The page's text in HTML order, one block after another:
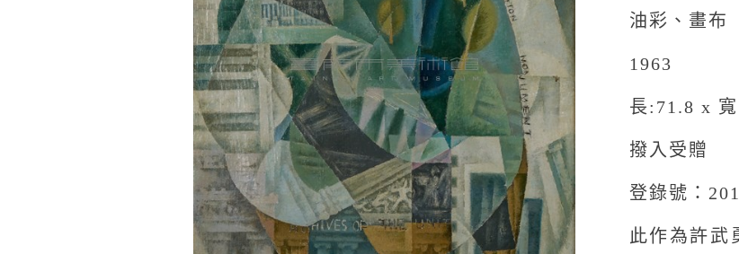
油彩、畫布
1963
長:71.8 x
撥入受贈
登錄號：
此作為許武